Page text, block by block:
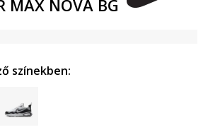
MAX NOVA BG
színekben: